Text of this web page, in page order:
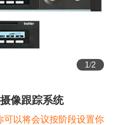
1/2
像跟踪系统
可以将会议按阶段设置你